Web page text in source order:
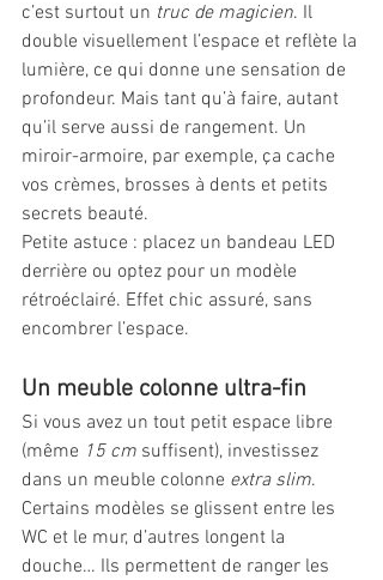
c’est surtout un truc de magicien. Il
double visuellement l’espace et reflète la
lumière, ce qui donne une sensation de
profondeur. Mais tant qu’à faire, autant
qu’il serve aussi de rangement. Un
miroir-armoire, par exemple, ça cache
vos crèmes, brosses à dents et petits
secrets beauté.
Petite astuce : placez un bandeau LED
derrière ou optez pour un modèle
rétroéclairé. Effet chic assuré, sans
encombrer l’espace.
Un meuble colonne ultra-fin
Si vous avez un tout petit espace libre
(même 15 cm suffisent), investissez
dans un meuble colonne extra slim.
Certains modèles se glissent entre les
WC et le mur, d’autres longent la
douche… Ils permettent de ranger les